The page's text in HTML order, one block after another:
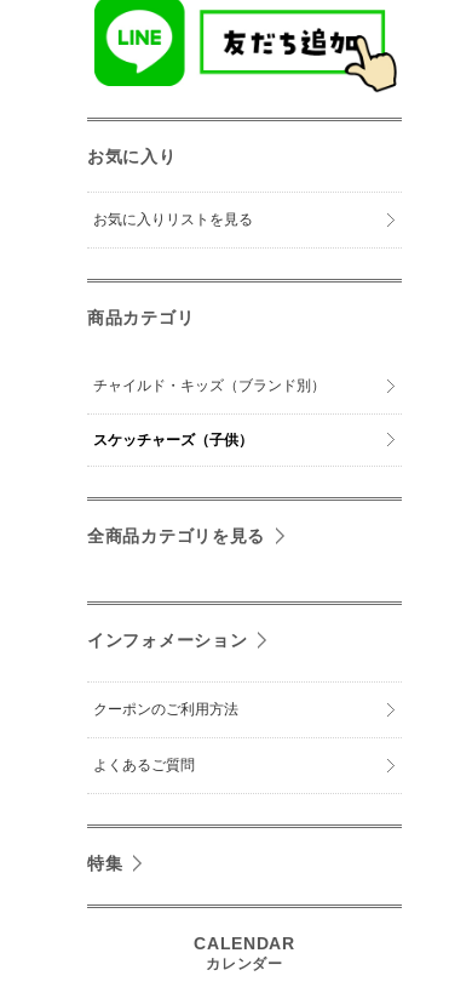
お気に入り
お気に入りリストを見る
商品カテゴリ
チャイルド・キッズ（ブランド別）
スケッチャーズ（子供）
全商品カテゴリを見る
インフォメーション
クーポンのご利用方法
よくあるご質問
特集